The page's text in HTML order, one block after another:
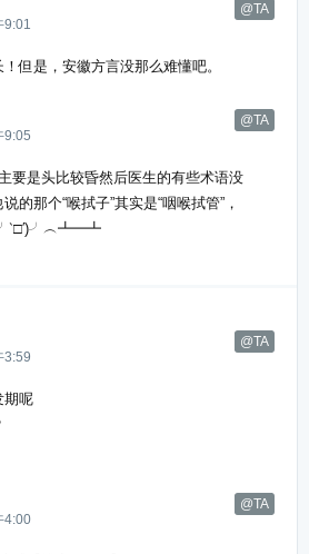
@TA
9:01
但是，安徽方言没那么难懂吧。
@TA
9:05
要是头比较昏然后医生的有些术语没
那个“喉拭子”其实是“咽喉拭管”，
@TA
3:59
期呢
@TA
4:00